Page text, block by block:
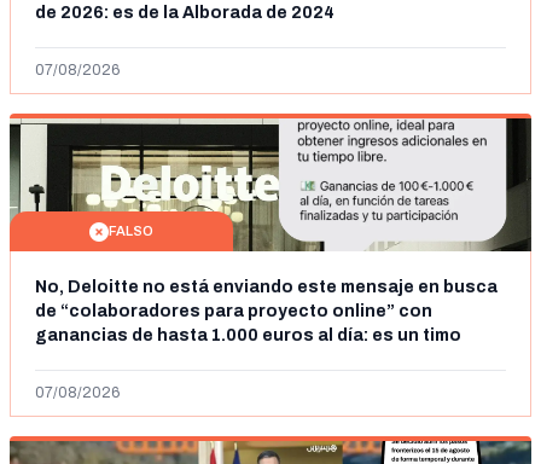
de 2026: es de la Alborada de 2024
07/08/2026
FALSO
No, Deloitte no está enviando este mensaje en busca
de “colaboradores para proyecto online” con
ganancias de hasta 1.000 euros al día: es un timo
07/08/2026